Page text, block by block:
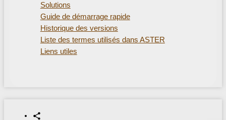
Solutions
Guide de démarrage rapide
Historique des versions
Liste des termes utilisés dans ASTER
Liens utiles